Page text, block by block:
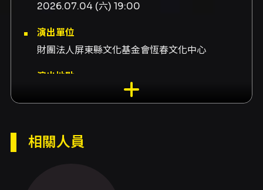
2026.07.04 (六) 19:00
演出單位
財團法人屏東縣文化基金會恆春文化中心
演出地點
嘉義縣表演藝術中心-嘉義縣表演藝術中心演藝廳
演出團隊
相關人員